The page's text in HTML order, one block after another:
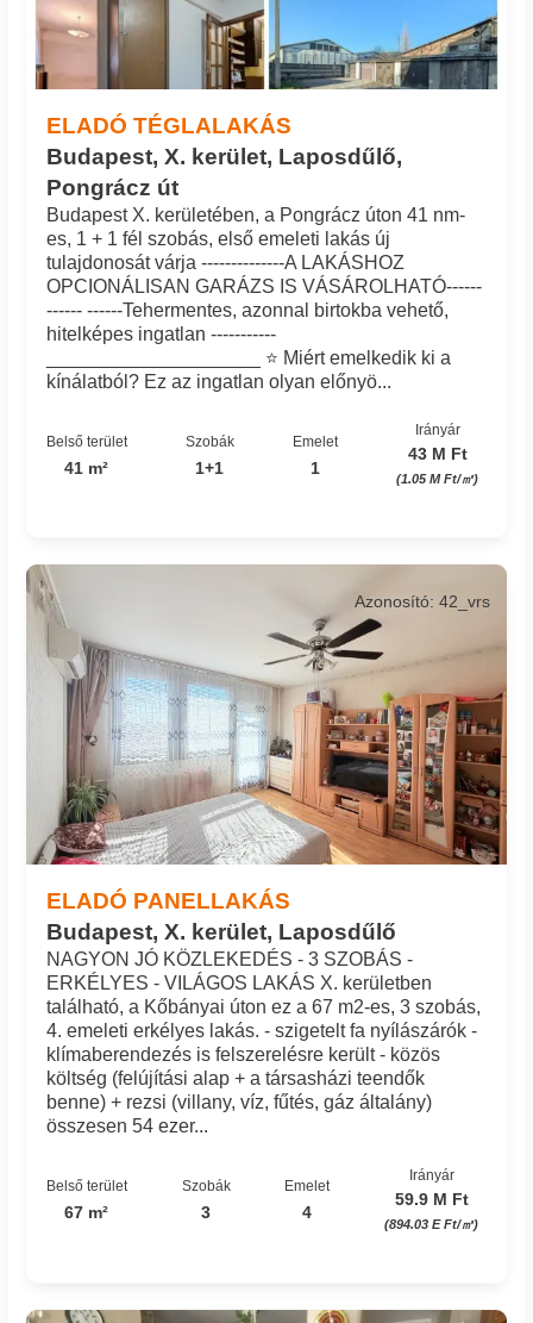
ELADÓ TÉGLALAKÁS
Budapest, X. kerület, Laposdűlő,
Pongrácz út
Budapest X. kerületében, a Pongrácz úton 41 nm-
es, 1 + 1 fél szobás, első emeleti lakás új
tulajdonosát várja --------------A LAKÁSHOZ
OPCIONÁLISAN GARÁZS IS VÁSÁROLHATÓ------
------ ------Tehermentes, azonnal birtokba vehető,
hitelképes ingatlan -----------
____________________ ⭐ Miért emelkedik ki a
kínálatból? Ez az ingatlan olyan előnyö...
Belső terület
41 m²
Szobák
1+1
Emelet
1
Irányár
43 M Ft
(1.05 M Ft/㎡)
ELADÓ PANELLAKÁS
Budapest, X. kerület, Laposdűlő
Azonosító: 42_vrs
NAGYON JÓ KÖZLEKEDÉS - 3 SZOBÁS -
ERKÉLYES - VILÁGOS LAKÁS X. kerületben
található, a Kőbányai úton ez a 67 m2-es, 3 szobás,
4. emeleti erkélyes lakás. - szigetelt fa nyílászárók -
klímaberendezés is felszerelésre került - közös
költség (felújítási alap + a társasházi teendők
benne) + rezsi (villany, víz, fűtés, gáz általány)
összesen 54 ezer...
Belső terület
67 m²
Szobák
3
Emelet
4
Irányár
59.9 M Ft
(894.03 E Ft/㎡)